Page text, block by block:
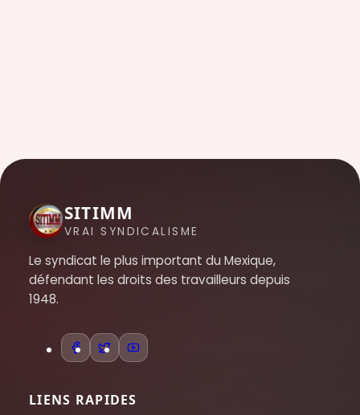
SITIMM
VRAI SYNDICALISME
Le syndicat le plus important du Mexique,
défendant les droits des travailleurs depuis
1948.
LIENS RAPIDES